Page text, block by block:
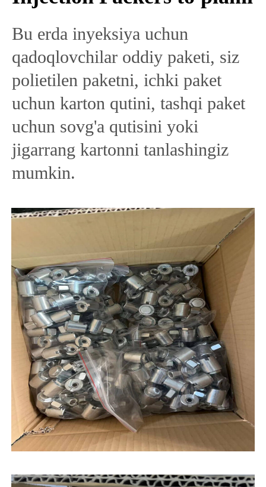
Bu erda inyeksiya uchun
qadoqlovchilar oddiy paketi, siz
polietilen paketni, ichki paket
uchun karton qutini, tashqi paket
uchun sovg'a qutisini yoki
jigarrang kartonni tanlashingiz
mumkin.